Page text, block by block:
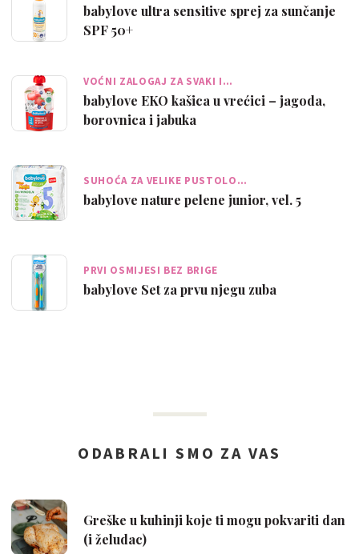
babylove ultra sensitive sprej za sunčanje
SPF 50+
VOĆNI ZALOGAJ ZA SVAKI I…
babylove EKO kašica u vrećici – jagoda,
borovnica i jabuka
SUHOĆA ZA VELIKE PUSTOLO…
babylove nature pelene junior, vel. 5
PRVI OSMIJESI BEZ BRIGE
babylove Set za prvu njegu zuba